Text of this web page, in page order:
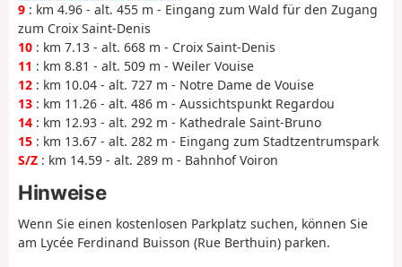
9 : km 4.96 - alt. 455 m - Eingang zum Wald für den Zugang
zum Croix Saint-Denis
10 : km 7.13 - alt. 668 m - Croix Saint-Denis
11 : km 8.81 - alt. 509 m - Weiler Vouise
12 : km 10.04 - alt. 727 m - Notre Dame de Vouise
13 : km 11.26 - alt. 486 m - Aussichtspunkt Regardou
14 : km 12.93 - alt. 292 m - Kathedrale Saint-Bruno
15 : km 13.67 - alt. 282 m - Eingang zum Stadtzentrumspark
S/Z : km 14.59 - alt. 289 m - Bahnhof Voiron
Hinweise
Wenn Sie einen kostenlosen Parkplatz suchen, können Sie
am Lycée Ferdinand Buisson (Rue Berthuin) parken.